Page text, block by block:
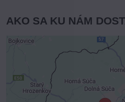
AKO SA KU NÁM
Externý obsah je
Voľbami